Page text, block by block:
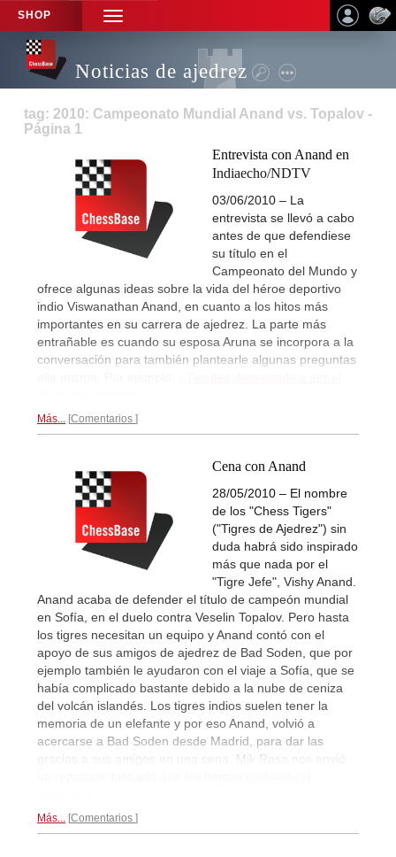
SHOP
TOGGLE
NAVIGATION
Noticias de ajedrez
tag: 2010: Campeonato Mundial Anand vs. Topalov -
Página 1
Entrevista con Anand en
Indiaecho/NDTV
03/06/2010 – La
entrevista se llevó a cabo
antes de que defendiese
su título en el
Campeonato del Mundo y
ofrece algunas ideas sobre la vida del héroe deportivo
indio Viswanathan Anand, en cuanto a los hitos más
importantes en su carrera de ajedrez. La parte más
entrañable es cuando su esposa Aruna se incorpora a la
conversación para también plantearle algunas preguntas
Más... Comentarios
Cena con Anand
28/05/2010 – El nombre
de los "Chess Tigers"
("Tigres de Ajedrez") sin
duda habrá sido inspirado
más que nada por el
"Tigre Jefe", Vishy Anand.
Anand acaba de defender el título de campeón mundial
en Sofía, en el duelo contra Veselin Topalov. Pero hasta
los tigres necesitan un equipo y Anand contó con el
apoyo de sus amigos de ajedrez de Bad Soden, que por
ejemplo también le ayudaron con el viaje a Sofía, que se
había complicado bastante debido a la nube de ceniza
del volcán islandés. Los tigres indios suelen tener la
memoria de un elefante y por eso Anand, volvió a
acercarse a Bad Soden desde Madrid, para dar las
gracias a sus amigos en una cena. Mik Rosa nos envió
Más... Comentarios